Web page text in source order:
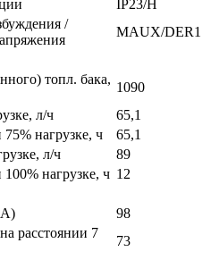
IP23/H
/
MAUX/DER1
топл. бака,
1090
л/ч
65,1
нагрузке, ч
65,1
л/ч
89
нагрузке, ч 12
98
расстоянии 7
73